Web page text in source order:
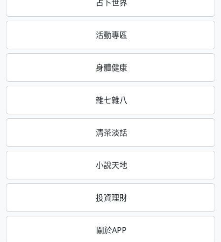
占卜世界
活動專區
身體健康
雜七雜八
清茶淡話
小說天地
投資理財
關於APP